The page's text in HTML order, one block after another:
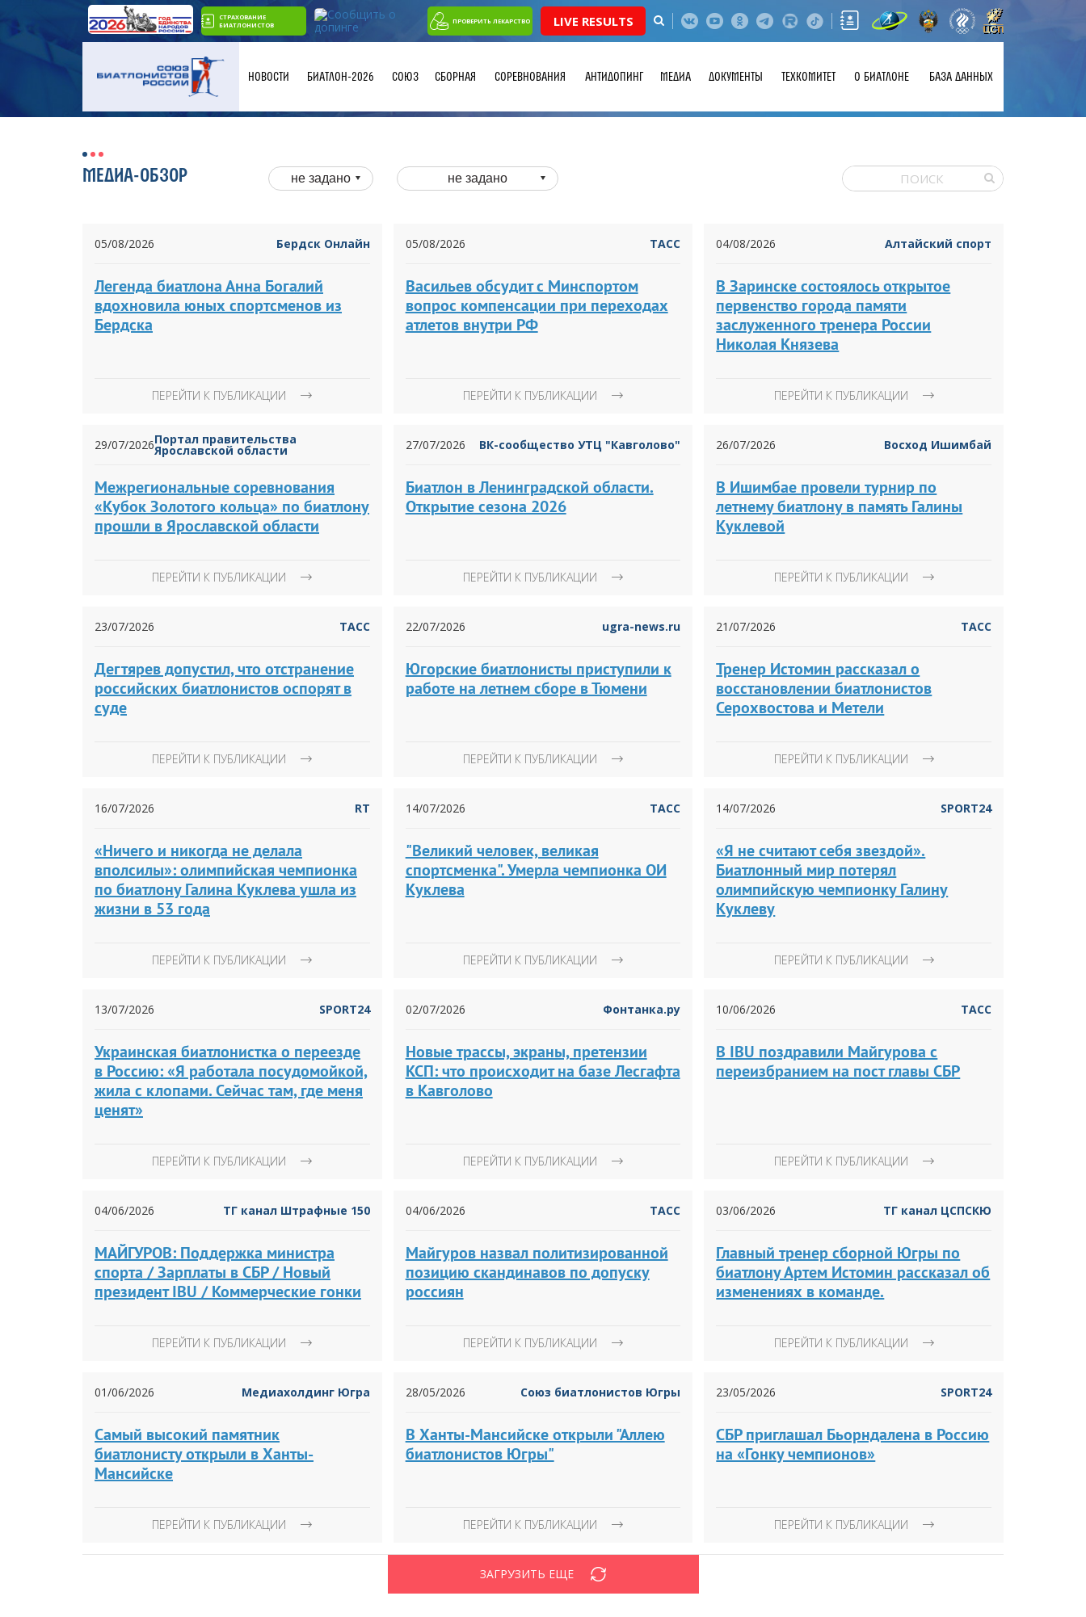
СТРАХОВАНИЕ
БИАТЛОНИСТОВ
ПРОВЕРИТЬ ЛЕКАРСТВО LIVE RESULTS
НОВОСТИ БИАТЛОН-2026 СОЮЗ СБОРНАЯ СОРЕВНОВАНИЯ АНТИДОПИНГ МЕДИА ДОКУМЕНТЫ ТЕХКОМИТЕТ О БИАТЛОНЕ БАЗА ДАННЫХ
МЕДИА-ОБЗОР не задано не задано
05/08/2026 Бердск Онлайн
Легенда биатлона Анна Богалий
вдохновила юных спортсменов из
Бердска
ПЕРЕЙТИ К ПУБЛИКАЦИИ
05/08/2026 ТАСС
Васильев обсудит с Минспортом
вопрос компенсации при переходах
атлетов внутри РФ
ПЕРЕЙТИ К ПУБЛИКАЦИИ
04/08/2026 Алтайский спорт
В Заринске состоялось открытое
первенство города памяти
заслуженного тренера России
Николая Князева
ПЕРЕЙТИ К ПУБЛИКАЦИИ
29/07/2026Портал правительства
Ярославской области
Межрегиональные соревнования
«Кубок Золотого кольца» по биатлону
прошли в Ярославской области
ПЕРЕЙТИ К ПУБЛИКАЦИИ
27/07/2026 ВК-сообщество УТЦ "Кавголово"
Биатлон в Ленинградской области.
Открытие сезона 2026
ПЕРЕЙТИ К ПУБЛИКАЦИИ
26/07/2026 Восход Ишимбай
В Ишимбае провели турнир по
летнему биатлону в память Галины
Куклевой
ПЕРЕЙТИ К ПУБЛИКАЦИИ
23/07/2026 ТАСС
Дегтярев допустил, что отстранение
российских биатлонистов оспорят в
суде
ПЕРЕЙТИ К ПУБЛИКАЦИИ
22/07/2026 ugra-news.ru
Югорские биатлонисты приступили к
работе на летнем сборе в Тюмени
ПЕРЕЙТИ К ПУБЛИКАЦИИ
21/07/2026 ТАСС
Тренер Истомин рассказал о
восстановлении биатлонистов
Серохвостова и Метели
ПЕРЕЙТИ К ПУБЛИКАЦИИ
16/07/2026 RT
«Ничего и никогда не делала
вполсилы»: олимпийская чемпионка
по биатлону Галина Куклева ушла из
жизни в 53 года
ПЕРЕЙТИ К ПУБЛИКАЦИИ
14/07/2026 ТАСС
"Великий человек, великая
спортсменка". Умерла чемпионка ОИ
Куклева
ПЕРЕЙТИ К ПУБЛИКАЦИИ
14/07/2026 SPORT24
«Я не считают себя звездой».
Биатлонный мир потерял
олимпийскую чемпионку Галину
Куклеву
ПЕРЕЙТИ К ПУБЛИКАЦИИ
13/07/2026 SPORT24
Украинская биатлонистка о переезде
в Россию: «Я работала посудомойкой,
жила с клопами. Сейчас там, где меня
ценят»
ПЕРЕЙТИ К ПУБЛИКАЦИИ
02/07/2026 Фонтанка.ру
Новые трассы, экраны, претензии
КСП: что происходит на базе Лесгафта
в Кавголово
ПЕРЕЙТИ К ПУБЛИКАЦИИ
10/06/2026 ТАСС
В IBU поздравили Майгурова с
переизбранием на пост главы СБР
ПЕРЕЙТИ К ПУБЛИКАЦИИ
04/06/2026 ТГ канал Штрафные 150
МАЙГУРОВ: Поддержка министра
спорта / Зарплаты в СБР / Новый
президент IBU / Коммерческие гонки
ПЕРЕЙТИ К ПУБЛИКАЦИИ
04/06/2026 ТАСС
Майгуров назвал политизированной
позицию скандинавов по допуску
россиян
ПЕРЕЙТИ К ПУБЛИКАЦИИ
03/06/2026 ТГ канал ЦСПСКЮ
Главный тренер сборной Югры по
биатлону Артем Истомин рассказал об
изменениях в команде.
ПЕРЕЙТИ К ПУБЛИКАЦИИ
01/06/2026 Медиахолдинг Югра
Самый высокий памятник
биатлонисту открыли в Ханты-
Мансийске
ПЕРЕЙТИ К ПУБЛИКАЦИИ
28/05/2026 Союз биатлонистов Югры
В Ханты-Мансийске открыли "Аллею
биатлонистов Югры"
ПЕРЕЙТИ К ПУБЛИКАЦИИ
23/05/2026 SPORT24
СБР приглашал Бьорндалена в Россию
на «Гонку чемпионов»
ПЕРЕЙТИ К ПУБЛИКАЦИИ
ЗАГРУЗИТЬ ЕЩЕ